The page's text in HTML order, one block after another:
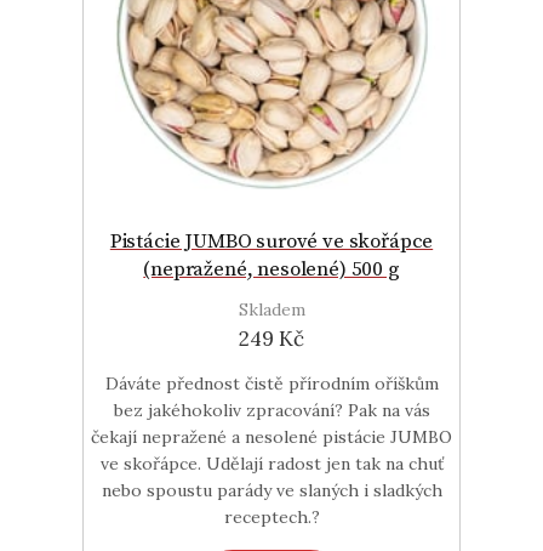
Pistácie JUMBO surové ve skořápce
(nepražené, nesolené) 500 g
Skladem
249 Kč
Dáváte přednost čistě přírodním oříškům
bez jakéhokoliv zpracování? Pak na vás
čekají nepražené a nesolené pistácie JUMBO
ve skořápce. Udělají radost jen tak na chuť
nebo spoustu parády ve slaných i sladkých
receptech.?